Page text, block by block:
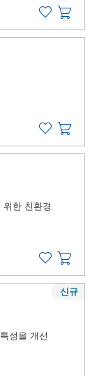
한 친환경
성을 개선
신규